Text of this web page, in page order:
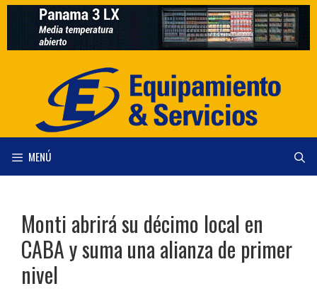
Saltar
contenido
MENÚ
Monti abrirá su décimo local en
CABA y suma una alianza de primer
nivel